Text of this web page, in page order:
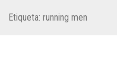
Etiqueta: running men